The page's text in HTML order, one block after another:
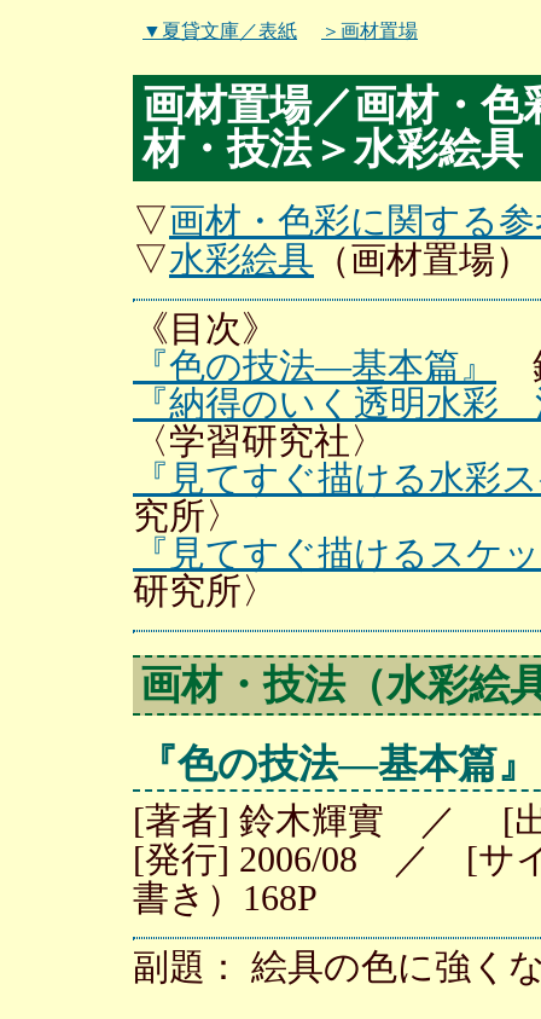
▼夏貸文庫／表紙 ＞画材置場
画材置場／画材・
材・技法＞水彩絵具
▽画材・色彩に関する
▽水彩絵具 （画材置場）
《目次》
『色の技法—基本篇』
『納得のいく透明水彩
〈学習研究社〉
『見てすぐ描ける水彩
究所〉
『見てすぐ描けるスケ
研究所〉
画材・技法（水彩絵
『色の技法—基本篇』
[著者] 鈴木輝實 ／ [
[発行] 2006/08 ／ [サ
書き）168P
副題： 絵具の色に強く